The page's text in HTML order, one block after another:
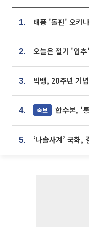
1.
2. 오늘은 절기 '입
3.
4. 속보 합수본, '통계
5.